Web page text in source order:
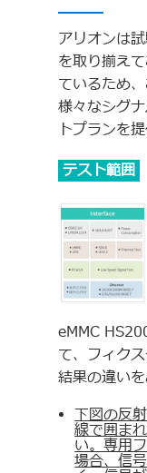
アリオンは
を取り揃え
ているため
様々なシグ
トプランを
テスト範囲
eMMC
て、フィク
結果の違いを
下図の反
線で囲ま
い。専用
場合、信